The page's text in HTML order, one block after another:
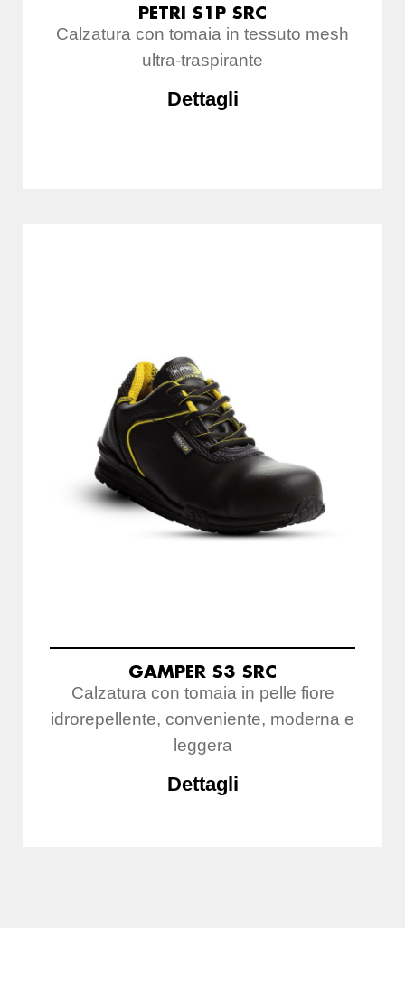
PETRI S1P SRC
Calzatura con tomaia in tessuto mesh
ultra-traspirante
Dettagli
GAMPER S3 SRC
Calzatura con tomaia in pelle fiore
idrorepellente, conveniente, moderna e
leggera
Dettagli